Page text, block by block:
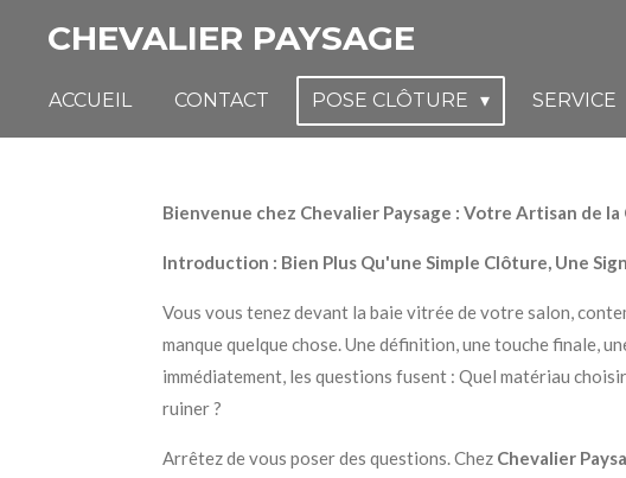
Passer
contenu
CHEVALIER PAYSAGE
ACCUEIL CONTACT POSE CLÔTURE SERVICE
Bienvenue chez Chevalier Paysage : Votre Artisan de
Introduction : Bien Plus Qu'une Simple Clôture, Une
Vous vous tenez devant la baie vitrée de votre salon,
manque quelque chose. Une définition, une touche finale,
immédiatement, les questions fusent : Quel matériau
ruiner ?
Arrêtez de vous poser des questions. Chez Chevalier